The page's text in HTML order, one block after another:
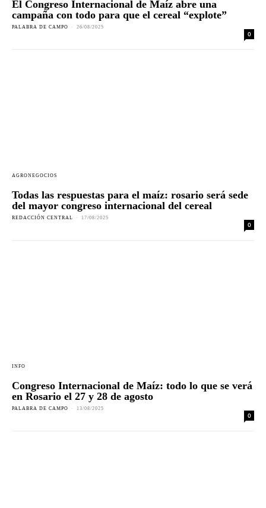
El Congreso Internacional de Maíz abre una
campaña con todo para que el cereal “explote”
PALABRA DE CAMPO - 26/08/2025
0
AGRONEGOCIOS
Todas las respuestas para el maíz: rosario será sede
del mayor congreso internacional del cereal
REDACCIÓN CENTRAL - 17/08/2025
0
INFO
Congreso Internacional de Maíz: todo lo que se verá
en Rosario el 27 y 28 de agosto
PALABRA DE CAMPO - 13/08/2025
0